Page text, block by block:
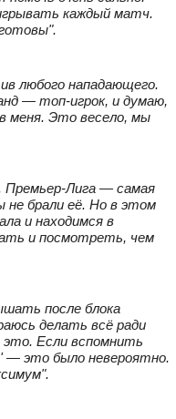
каждый матч.
любого нападающего.
— топ‑игрок, и думаю,
меня. Это весело, мы
Премьер‑Лига — самая
не брали её. Но в этом
и находимся в
и посмотреть, чем
после блока
делать всё ради
Если вспомнить
— это было невероятно.